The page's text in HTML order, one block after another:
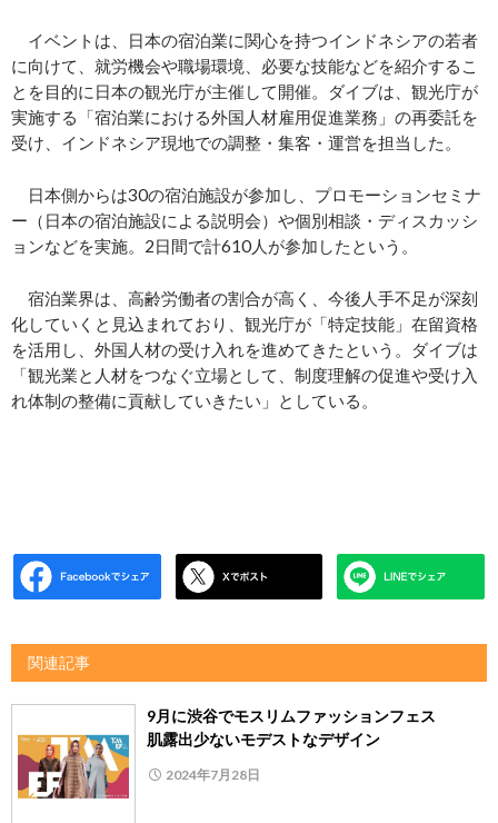
イベントは、日本の宿泊業に関心を持つインドネシアの若者
に向けて、就労機会や職場環境、必要な技能などを紹介するこ
とを目的に日本の観光庁が主催して開催。ダイブは、観光庁が
実施する「宿泊業における外国人材雇用促進業務」の再委託を
受け、インドネシア現地での調整・集客・運営を担当した。
日本側からは30の宿泊施設が参加し、プロモーションセミナ
ー（日本の宿泊施設による説明会）や個別相談・ディスカッシ
ョンなどを実施。2日間で計610人が参加したという。
宿泊業界は、高齢労働者の割合が高く、今後人手不足が深刻
化していくと見込まれており、観光庁が「特定技能」在留資格
を活用し、外国人材の受け入れを進めてきたという。ダイブは
「観光業と人材をつなぐ立場として、制度理解の促進や受け入
れ体制の整備に貢献していきたい」としている。
関連記事
9月に渋谷でモスリムファッションフェス
肌露出少ないモデストなデザイン
2024年7月28日